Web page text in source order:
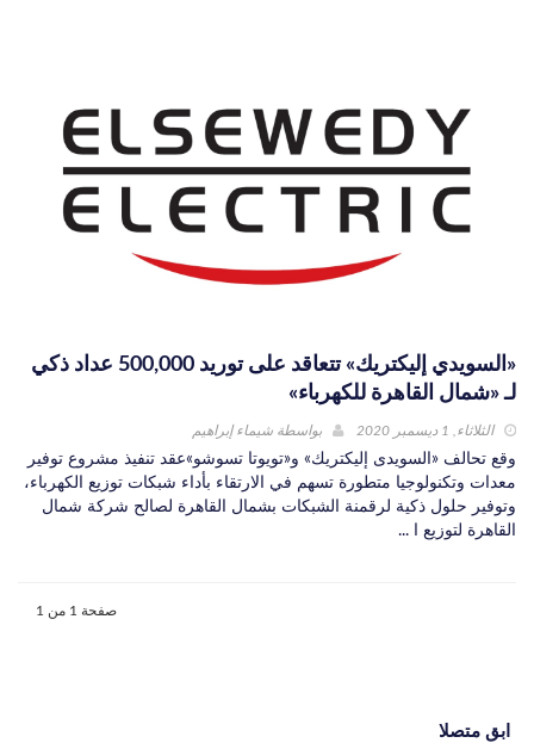
«السويدي إليكتريك» تتعاقد على توريد 500,000 عداد ذكي
لـ «شمال القاهرة للكهرباء»
الثلاثاء, 1 ديسمبر 2020 بواسطة شيماء إبراهيم
وقع تحالف «السويدى إليكتريك» و«تويوتا تسوشو»عقد تنفيذ مشروع توفير
معدات وتكنولوجيا متطورة تسهم في الارتقاء بأداء شبكات توزيع الكهرباء،
وتوفير حلول ذكية لرقمنة الشبكات بشمال القاهرة لصالح شركة شمال
القاهرة لتوزيع ا ...
صفحة 1 من 1
ابق متصلا